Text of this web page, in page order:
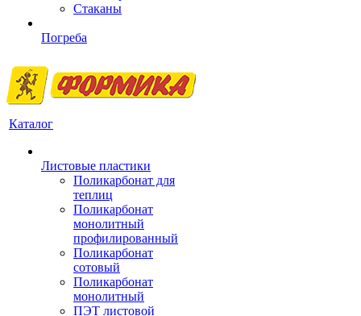
Стаканы
Погреба
Каталог
Листовые пластики
Поликарбонат для
теплиц
Поликарбонат
монолитный
профилированный
Поликарбонат
сотовый
Поликарбонат
монолитный
ПЭТ листовой